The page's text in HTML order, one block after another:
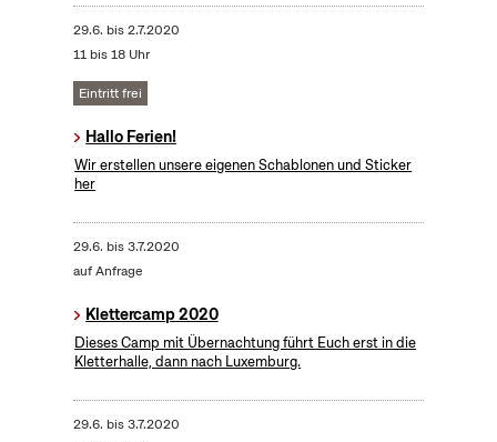
29.6. bis2.7.2020
11 bis 18 Uhr
Eintritt frei
Hallo Ferien!
Wir erstellen unsere eigenen Schablonen und Sticker
her
29.6. bis3.7.2020
auf Anfrage
Klettercamp 2020
Dieses Camp mit Übernachtung führt Euch erst in die
Kletterhalle, dann nach Luxemburg.
29.6. bis3.7.2020